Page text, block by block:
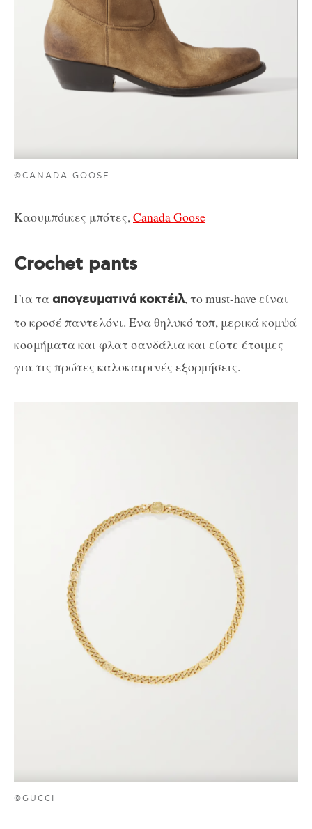
©CANADA GOOSE
Καουμπόικες μπότες, Canada Goose
Crochet pants
Για τααπογευματινά κοκτέιλ, το must-have είναι
το κροσέ παντελόνι. Ένα θηλυκό τοπ, μερικά κομψά
κοσμήματα και φλατ σανδάλια και είστε έτοιμες
για τις πρώτες καλοκαιρινές εξορμήσεις.
©GUCCI